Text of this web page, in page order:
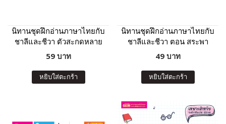
นิทานชุดฝึกอ่านภาษาไทยกับ
ชาลีและชีวา ตัวสะกดหลาย
มาตรา
59 บาท
หยิบใส่ตะกร้า
นิทานชุดฝึกอ่านภาษาไทยกับ
ชาลีและชีวา ตอน สระพา
สนุก
49 บาท
หยิบใส่ตะกร้า